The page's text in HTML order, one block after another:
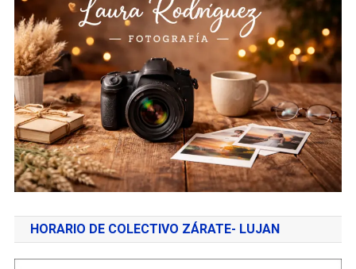
HORARIO DE COLECTIVO ZÁRATE- LUJAN